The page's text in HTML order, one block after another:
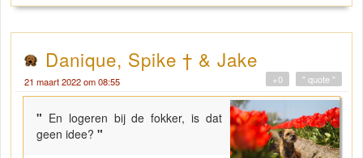
Danique, Spike † & Jake
21 maart 2022 om 08:55 " quote "
+0
" En logeren bij de fokker, is dat
geen idee? "